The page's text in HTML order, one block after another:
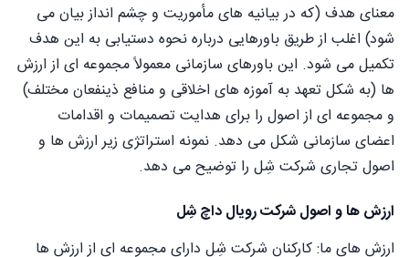
معنای هدف (که در بیانیه های مأموریت و چشم انداز بیان می
شود) اغلب از طریق باورهایی درباره نحوه دستیابی به این هدف
تکمیل می شود. این باورهای سازمانی معمولاً مجموعه ای از ارزش
ها (به شکل تعهد به آموزه های اخلاقی و منافع ذینفعان مختلف)
و مجموعه ای از اصول را برای هدایت تصمیمات و اقدامات
اعضای سازمانی شکل می دهد. نمونه استراتژی زیر ارزش ها و
اصول تجاری شرکت شِل را توضیح می دهد.
ارزش ها و اصول شرکت رویال داچ شِل
ارزش های ما: کارکنان شرکت شِل دارای مجموعه ای از ارزش ها